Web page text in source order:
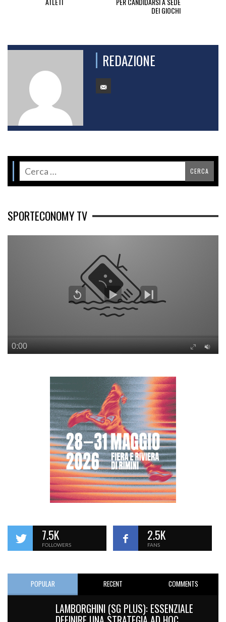
DEI GIOCHI
REDAZIONE
SPORTECONOMY TV
7.5K
FOLLOWERS
2.5K
FANS
POPULAR RECENT COMMENTS
LAMBORGHINI (SG PLUS): ESSENZIALE